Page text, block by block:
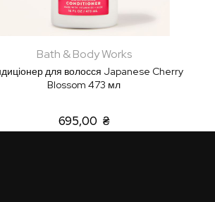
Bath & Body Works
для волосся Japanese Cherry
Blossom 473 мл
695,00 ₴